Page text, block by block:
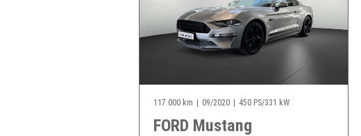
117.000 km 09/2020 450 PS/331 kW
FORD Mustang